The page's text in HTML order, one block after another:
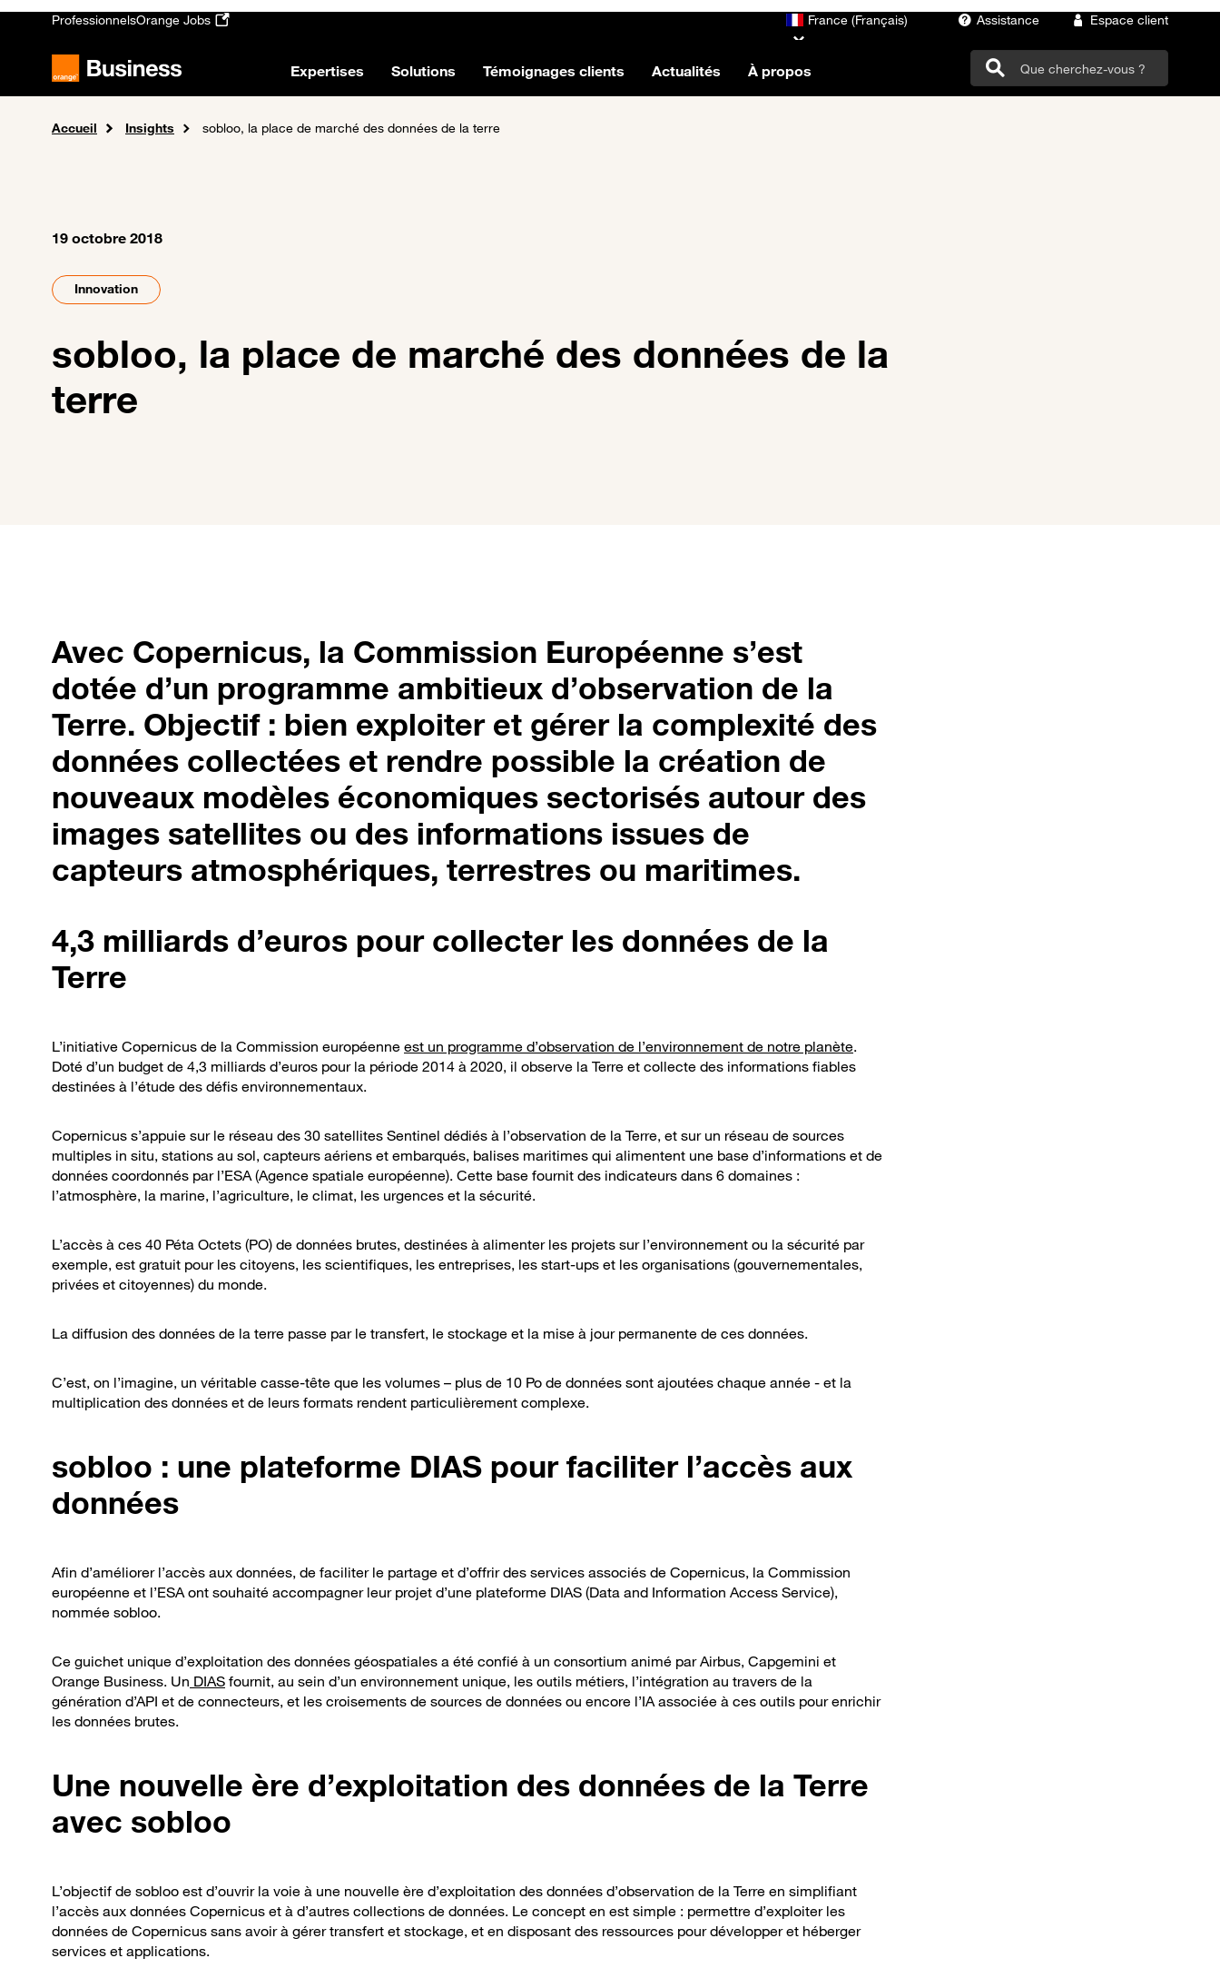
Passer au contenu principal
ProfessionnelsOrange Jobs France (Français) Assistance Espace client
Expertises Solutions Témoignages clients Actualités À propos
Accueil Insights sobloo, la place de marché des données de la terre
19 octobre 2018
Innovation
sobloo, la place de marché des données de la
terre
Avec Copernicus, la Commission Européenne s’est
dotée d’un programme ambitieux d’observation de la
Terre. Objectif : bien exploiter et gérer la complexité des
données collectées et rendre possible la création de
nouveaux modèles économiques sectorisés autour des
images satellites ou des informations issues de
capteurs atmosphériques, terrestres ou maritimes.
4,3 milliards d’euros pour collecter les données de la
Terre
L’initiative Copernicus de la Commission européenne est un programme d’observation de l’environnement de notre planète.
Doté d’un budget de 4,3 milliards d’euros pour la période 2014 à 2020, il observe la Terre et collecte des informations fiables
destinées à l’étude des défis environnementaux.
Copernicus s’appuie sur le réseau des 30 satellites Sentinel dédiés à l’observation de la Terre, et sur un réseau de sources
multiples in situ, stations au sol, capteurs aériens et embarqués, balises maritimes qui alimentent une base d’informations et de
données coordonnés par l’ESA (Agence spatiale européenne). Cette base fournit des indicateurs dans 6 domaines :
l’atmosphère, la marine, l’agriculture, le climat, les urgences et la sécurité.
L’accès à ces 40 Péta Octets (PO) de données brutes, destinées à alimenter les projets sur l’environnement ou la sécurité par
exemple, est gratuit pour les citoyens, les scientifiques, les entreprises, les start-ups et les organisations (gouvernementales,
privées et citoyennes) du monde.
La diffusion des données de la terre passe par le transfert, le stockage et la mise à jour permanente de ces données.
C’est, on l’imagine, un véritable casse-tête que les volumes – plus de 10 Po de données sont ajoutées chaque année - et la
multiplication des données et de leurs formats rendent particulièrement complexe.
sobloo : une plateforme DIAS pour faciliter l’accès aux
données
Afin d’améliorer l’accès aux données, de faciliter le partage et d’offrir des services associés de Copernicus, la Commission
européenne et l’ESA ont souhaité accompagner leur projet d’une plateforme DIAS (Data and Information Access Service),
nommée sobloo.
Ce guichet unique d’exploitation des données géospatiales a été confié à un consortium animé par Airbus, Capgemini et
Orange Business. Un DIAS fournit, au sein d’un environnement unique, les outils métiers, l’intégration au travers de la
génération d’API et de connecteurs, et les croisements de sources de données ou encore l’IA associée à ces outils pour enrichir
les données brutes.
Une nouvelle ère d’exploitation des données de la Terre
avec sobloo
L’objectif de sobloo est d’ouvrir la voie à une nouvelle ère d’exploitation des données d’observation de la Terre en simplifiant
l’accès aux données Copernicus et à d’autres collections de données. Le concept en est simple : permettre d’exploiter les
données de Copernicus sans avoir à gérer transfert et stockage, et en disposant des ressources pour développer et héberger
services et applications.